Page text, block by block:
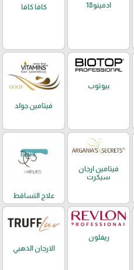
ادمينو18 كافا كافا
بيوتوب
فيتامين جولد
فيتامين ارجان
سيكرت
علاج التساقط
ريفلون
الارجان الذهبي